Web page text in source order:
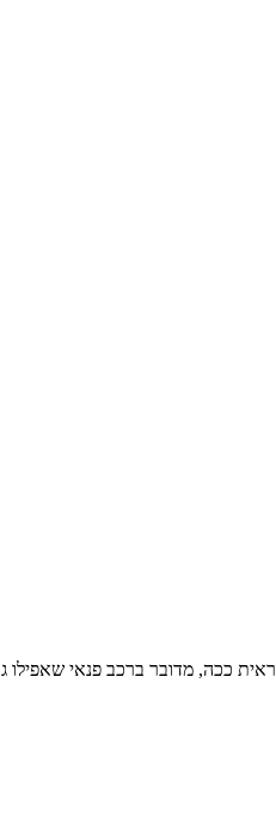
ככה, מדובר ברכב פנאי שאפילו